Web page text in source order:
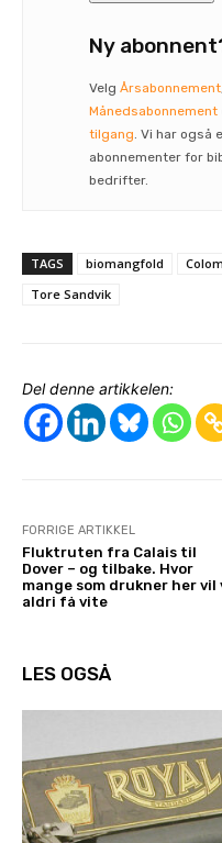
Ny
Velg Årsabonnement,
Månedsabonnement
tilgang. Vi har også
abonnementer for
bedrifter.
TAGS biomangfold
Tore Sandvik
Del denne artikkelen:
FORRIGE ARTIKKEL
Fluktruten fra Calais til
Dover – og tilbake. Hvor
mange som drukner her vil
aldri få vite
LES OGSÅ